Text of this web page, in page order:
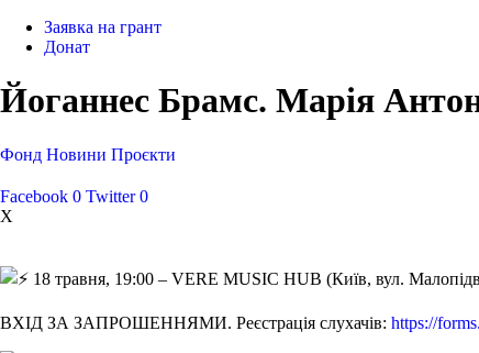
Заявка на грант
Донат
Йоганнес Брамс. Марія
Фонд Новини Проєкти
Facebook 0 Twitter 0
X
18 травня, 19:00 – VERE MUSIC HUB (Київ, вул.
ВХІД ЗА ЗАПРОШЕННЯМИ. Реєстрація слухачів: https://